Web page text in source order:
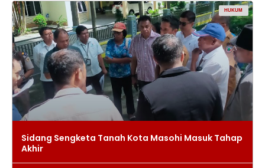
HUKUM
Sidang Sengketa Tanah Kota Masohi Masuk Tahap
Akhir